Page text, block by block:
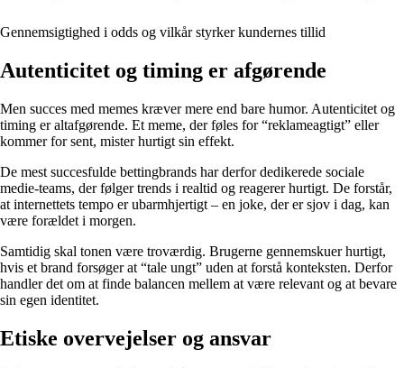
Gennemsigtighed i odds og vilkår styrker kundernes tillid
Autenticitet og timing er afgørende
Men succes med memes kræver mere end bare humor. Autenticitet og
timing er altafgørende. Et meme, der føles for “reklameagtigt” eller
kommer for sent, mister hurtigt sin effekt.
De mest succesfulde bettingbrands har derfor dedikerede sociale
medie-teams, der følger trends i realtid og reagerer hurtigt. De forstår,
at internettets tempo er ubarmhjertigt – en joke, der er sjov i dag, kan
være forældet i morgen.
Samtidig skal tonen være troværdig. Brugerne gennemskuer hurtigt,
hvis et brand forsøger at “tale ungt” uden at forstå konteksten. Derfor
handler det om at finde balancen mellem at være relevant og at bevare
sin egen identitet.
Etiske overvejelser og ansvar